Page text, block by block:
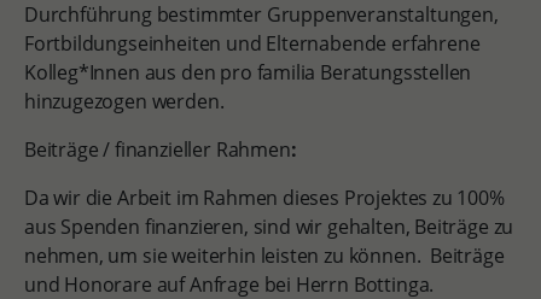
Durchführung bestimmter Gruppenveranstaltungen,
Fortbildungseinheiten und Elternabende erfahrene
Kolleg*Innen aus den pro familia Beratungsstellen
hinzugezogen werden.
Beiträge / finanzieller Rahmen:
Da wir die Arbeit im Rahmen dieses Projektes zu 100%
aus Spenden finanzieren, sind wir gehalten, Beiträge zu
nehmen, um sie weiterhin leisten zu können. Beiträge
und Honorare auf Anfrage bei Herrn Bottinga.